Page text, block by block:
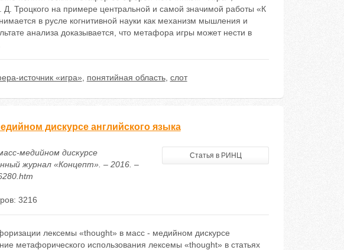
Д. Троцкого на примере центральной и самой значимой работы «К
в русле когнитивной науки как механизм мышления и
анализа доказывается, что метафора игры может нести в
источник «игра» понятийная область, слот
дискурсе английского языка
медийном дискурсе
журнал «Концепт». – 2016. –
Статья в РИНЦ
3216
лексемы «thought» в масс - медийном дискурсе
метафорического использования лексемы «thought» в статьях